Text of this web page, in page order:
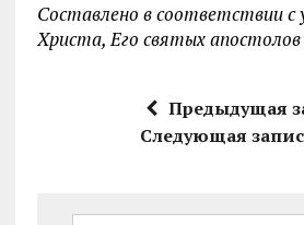
Составлено в соответствии с
Христа, Его святых апостолов
Предыдущая
Следующая